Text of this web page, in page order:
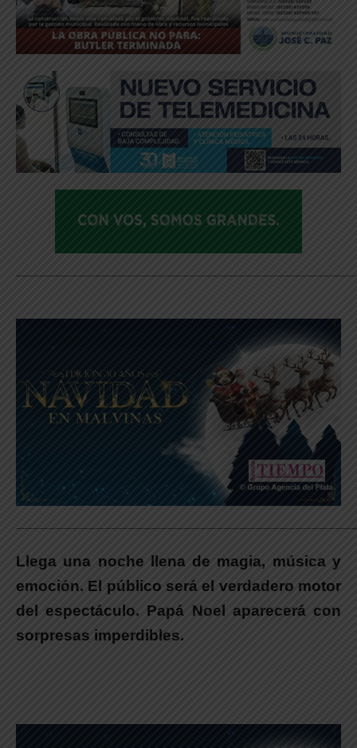
Llega una noche llena de magia, música y
emoción. El público será el verdadero motor
del espectáculo. Papá Noel aparecerá con
sorpresas imperdibles.